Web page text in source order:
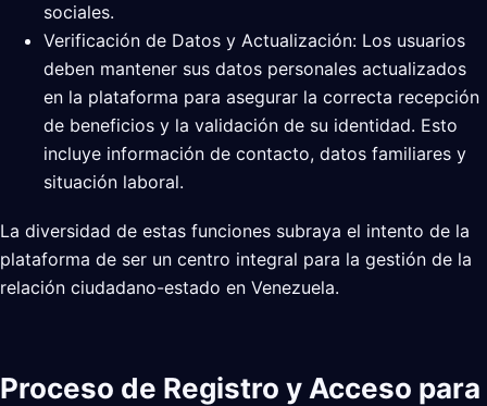
sociales.
Verificación de Datos y Actualización: Los usuarios
deben mantener sus datos personales actualizados
en la plataforma para asegurar la correcta recepción
de beneficios y la validación de su identidad. Esto
incluye información de contacto, datos familiares y
situación laboral.
La diversidad de estas funciones subraya el intento de la
plataforma de ser un centro integral para la gestión de la
relación ciudadano-estado en Venezuela.
Proceso de Registro y Acceso para